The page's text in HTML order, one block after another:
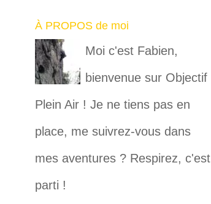
À PROPOS de moi
Moi c'est Fabien,
bienvenue sur Objectif
Plein Air ! Je ne tiens pas en
place, me suivrez-vous dans
mes aventures ? Respirez, c'est
parti !